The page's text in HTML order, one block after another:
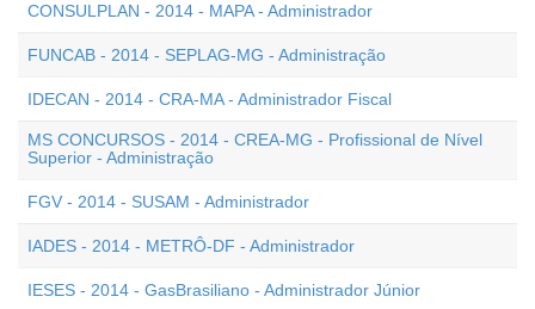
CONSULPLAN - 2014 - MAPA - Administrador
FUNCAB - 2014 - SEPLAG-MG - Administração
IDECAN - 2014 - CRA-MA - Administrador Fiscal
MS CONCURSOS - 2014 - CREA-MG - Profissional de Nível
Superior - Administração
FGV - 2014 - SUSAM - Administrador
IADES - 2014 - METRÔ-DF - Administrador
IESES - 2014 - GasBrasiliano - Administrador Júnior